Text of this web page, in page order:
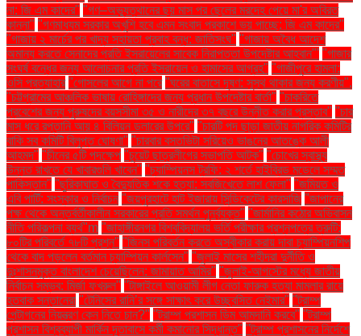
না: জি এম কাদের" "গণ–অভ্যুত্থানের ছয় মাস পর ছেলের মরদেহ পেয়ে মা'র অবিরত
কান্না" "গণমাধ্যম সরকার অখুশি হবে এমন সংবাদ প্রকাশে ভয় পাচ্ছে: জি এম কাদের"
"গাজায় ২ মার্চের পর খাদ্য সহায়তা প্রবাহ বন্ধ: জাতিসংঘ" "গাজায় অবৈধ আদেশ
অমান্য করতে সেনাদের প্রতি ইসরায়েলের সাবেক নিরাপত্তা উপদেষ্টার আহ্বান"' "গাজার
সংঘর্ষ বন্ধের জন্য আলোচনার প্রতি ইসরায়েল ও হামাসের আগ্রহ" "গাজীপুরে হামলা:
ওসি প্রত্যাহার "গোসলের আগে না পরে "ঘরের বাতাসে দূষণ: সুস্থ থাকার জন্য করণীয়".
"চট্টগ্রামের আঞ্চলিক ভাষায় রোহিঙ্গাদের জন্য প্রধান উপদেষ্টার বার্তা" "চাকরিতে
প্রবেশের জন্য পুরুষদের বয়সসীমা ৩৫ ও নারীদের ৩৭ বছরে উন্নীত করার প্রস্তাব" "চার
মাস ধরে রপ্তানি আয় ৪ বিলিয়ন ডলারের উপরে" "চারটি পদ ছাড়া জাতীয় নাগরিক কমিটির
বাকি সব কমিটি বিলুপ্ত ঘোষণা" "চারবার বসতভিটা সরিয়েও ভাঙনের আতঙ্কে আলী
আহমদ" "চীনের ৫টি পদক্ষেপ "চুয়েট ছাত্রলীগের সভাপতি আটক" "চোখের স্বাস্থ্য
উন্নত রাখতে যে খাবারগুলি খাবেন" "চ্যাম্পিয়নস ট্রফি: ২ শর্তে হাইব্রিড মডেলে সম্মত
পাকিস্তান" "ছুরিকাঘাত ও বৈদ্যুতিক শকে হত্যা: সবজিখেতে লাশ ফেলা" "জমিয়ত ও
এবি পার্টি: সংস্কার ও নির্বাচন "জয়পুরহাটে হাট ইজারায় সিন্ডিকেটের কারসাজি "জাপানের
পক্ষ থেকে অন্তর্বর্তীকালীন সরকারের প্রতি সমর্থন পুনর্ব্যক্ত" "জার্মানির কঠোর অভিবাসন
নীতি পরিকল্পনা ব্যর্থ"m "জাহাঙ্গীরনগর বিশ্ববিদ্যালয় ভর্তি পরীক্ষার প্রশ্নপত্রে ত্রুটি:
৮০টির পরিবর্তে ৭৮টি প্রশ্ন" "জিনস পরিবর্তন করতে অস্বীকার করায় দাবা চ্যাম্পিয়নশিপ
থেকে বাদ পড়লেন বর্তমান চ্যাম্পিয়ন কার্লসেন" "জুলাই মাসের শহীদরা দুর্নীতি ও
দুঃশাসনমুক্ত বাংলাদেশ চেয়েছিলেন: জামায়াত আমির" "জুলাই-আগস্টের মধ্যে জাতীয়
নির্বাচন সম্ভব: মির্জা ফখরুল" "টাঙ্গাইলে আওয়ামী লীগ নেতা ফারুক হত্যা মামলার রায়ে
হতবাক সন্তানেরা "টেনিসের রানি’র সঙ্গে সাক্ষাৎ করে উচ্ছ্বসিত নেইমার" "ট্রাম্প
পেন্টাগনের নিয়ন্ত্রণ কেন নিতে চান?" "ট্রাম্প প্রশাসন ডিম আমদানি করবে" "ট্রাম্প
প্রশাসন বিশ্বব্যাপী মার্কিন দূতাবাসে কর্মী কমানোর সিদ্ধান্ত" "ট্রাম্প প্রশাসনের নির্দেশে